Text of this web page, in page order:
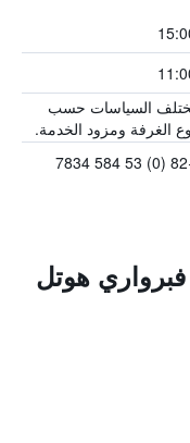
السياسات حسب
الغرفة ومزود الخدمة.
فبرواري هوتل